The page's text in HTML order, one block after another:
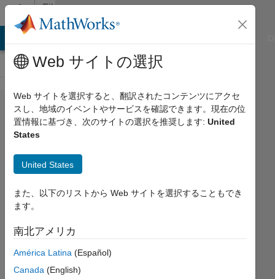
コンテンツへスキップ
File
Exchange
Structural
and
MATLAB
2018)
Live scripts, files, and slides for
"Structural and Thermal Analysis
Web サイトの選択
Web サイトを選択すると、翻訳されたコンテンツにアクセ
スし、地域のイベントやサービスを確認できます。現在の位
置情報に基づき、次のサイトの選択を推奨します: United
States
United States
また、以下のリストから Web サイトを選択することもでき
ます。
南北アメリカ
América Latina (Español)
Canada (English)